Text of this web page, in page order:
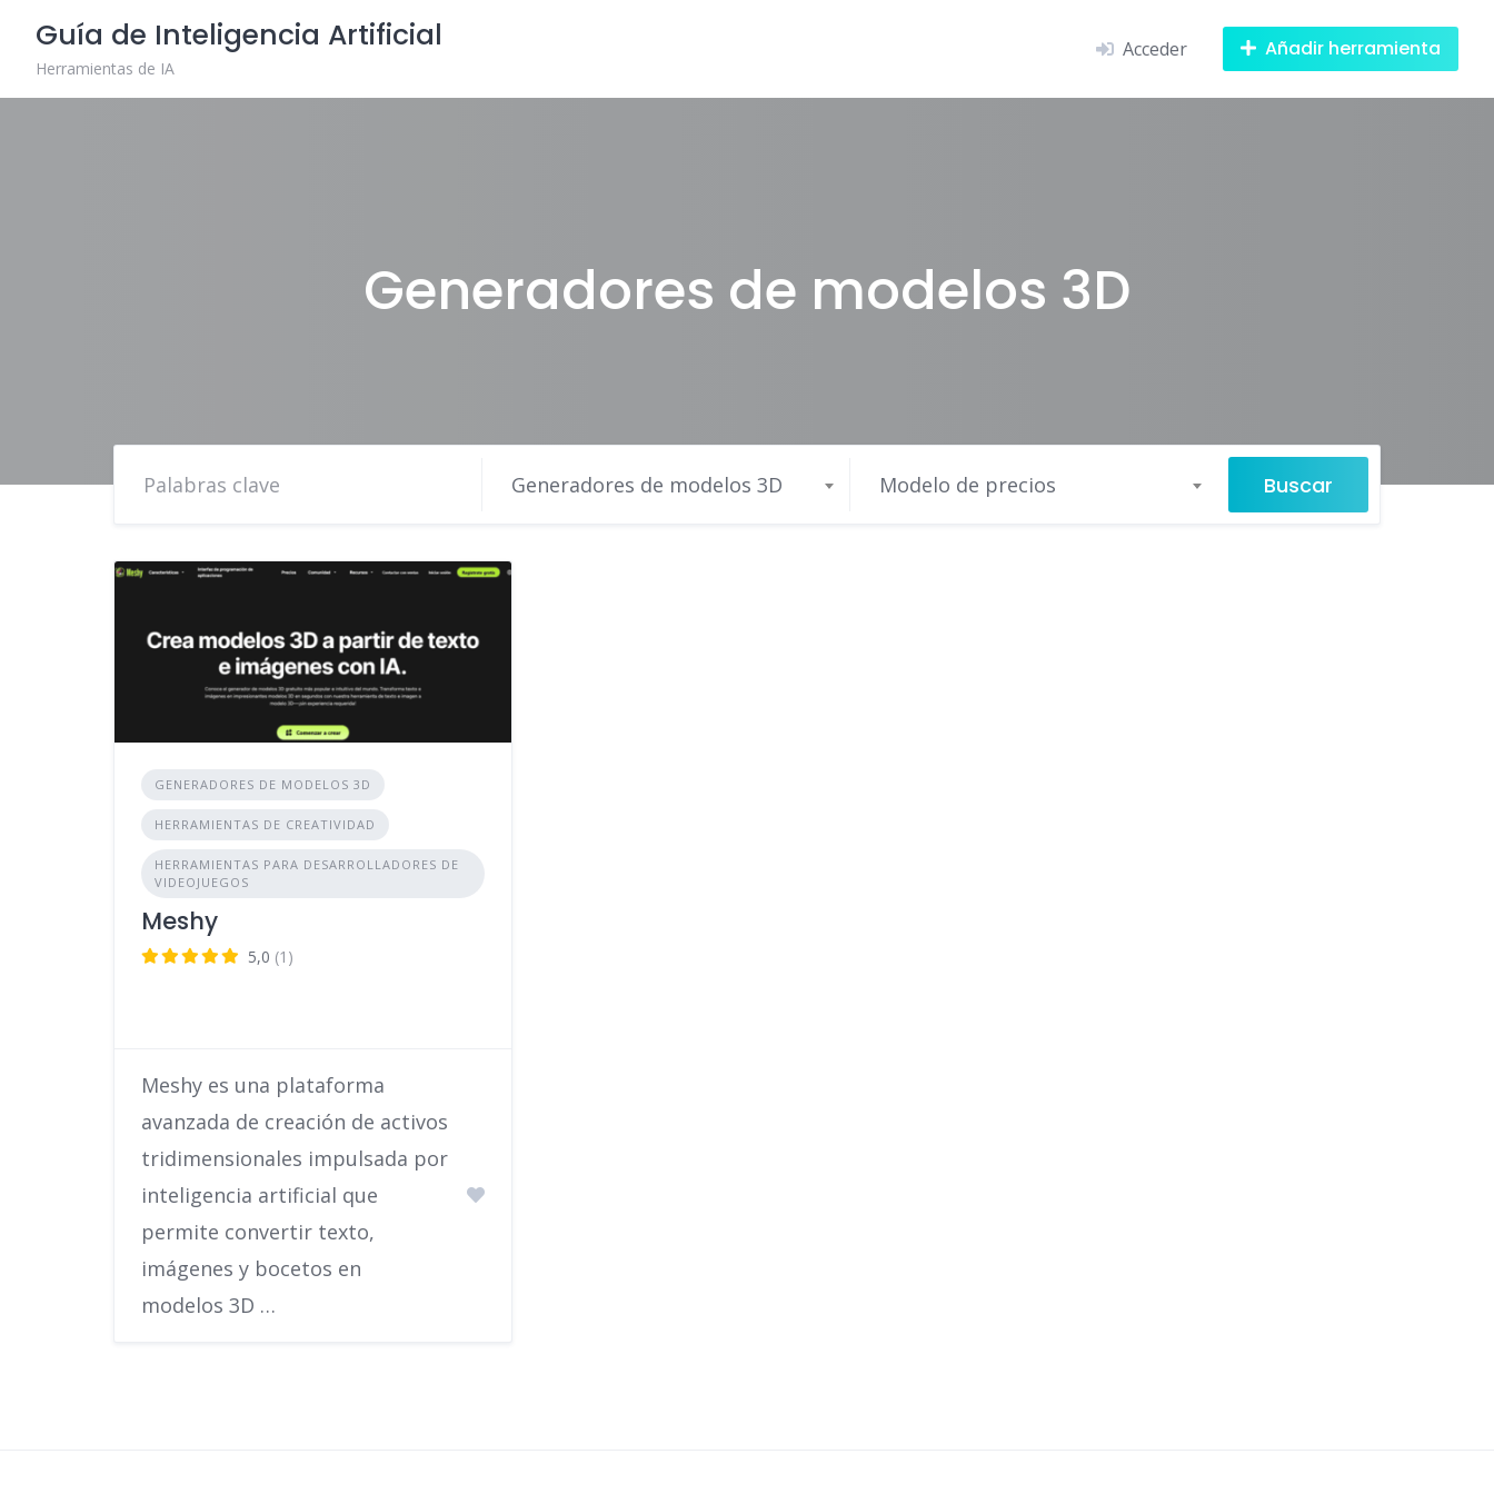
content
Guía de Inteligencia Artificial
Herramientas de IA
Acceder Añadir herramienta
Generadores de modelos 3D
Generadores de modelos 3D Modelo de precios Buscar
GENERADORES DE MODELOS 3D
HERRAMIENTAS DE CREATIVIDAD
HERRAMIENTAS PARA DESARROLLADORES DE
VIDEOJUEGOS
Meshy
5,0 (1)
Meshy es una plataforma
avanzada de creación de activos
tridimensionales impulsada por
inteligencia artificial que
permite convertir texto,
imágenes y bocetos en
modelos 3D …